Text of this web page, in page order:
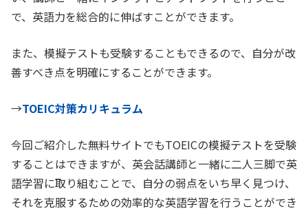
で、英語力を総合的に伸ばすことができます。
また、模擬テストも受験することもできるので、自分が改
善すべき点を明確にすることができます。
→TOEIC対策カリキュラム
今回ご紹介した無料サイトでもTOEICの模擬テストを受験
することはできますが、英会話講師と一緒に二人三脚で英
語学習に取り組むことで、自分の弱点をいち早く見つけ、
それを克服するための効率的な英語学習を行うことができ